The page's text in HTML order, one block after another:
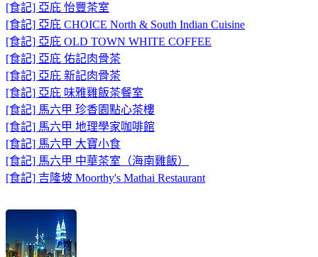
[食記] 亞庇 怡豐茶室
[食記] 亞庇 CHOICE North & South Indian Cuisine
[食記] 亞庇 OLD TOWN WHITE COFFEE
[食記] 亞庇 佑記肉骨茶
[食記] 亞庇 新記肉骨茶
[食記] 亞庇 味雅雞飯茶餐室
[食記] 馬六甲 珍香園點心茶樓
[食記] 馬六甲 地理學家咖啡館
[食記] 馬六甲 大寶小食
[食記] 馬六甲 中華茶室（海南雞飯）
[食記] 吉隆坡 Moorthy's Mathai Restaurant